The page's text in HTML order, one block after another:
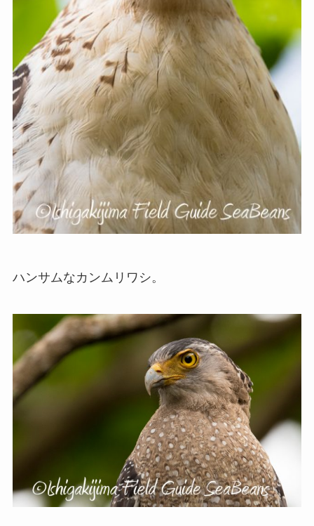
ハンサムなカンムリワシ。